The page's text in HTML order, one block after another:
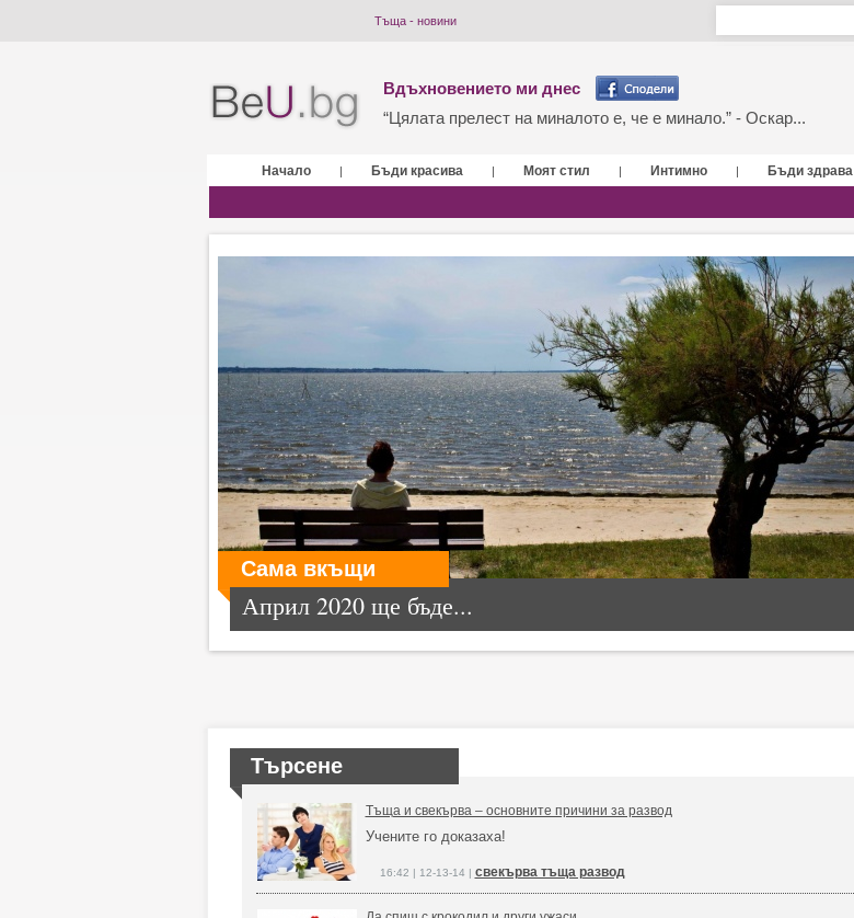
Тъща - новини
Вдъхновението ми днес
“Цялата прелест на миналото е, че е минало.” - Оскар...
Начало | Бъди красива | Моят стил | Интимно | Бъди здрава
Сама вкъщи
Април 2020 ще бъде...
Търсене
Тъща и свекърва – основните причини за развод
Учените го доказаха!
16:42 | 12-13-14 | свекърва тъща развод